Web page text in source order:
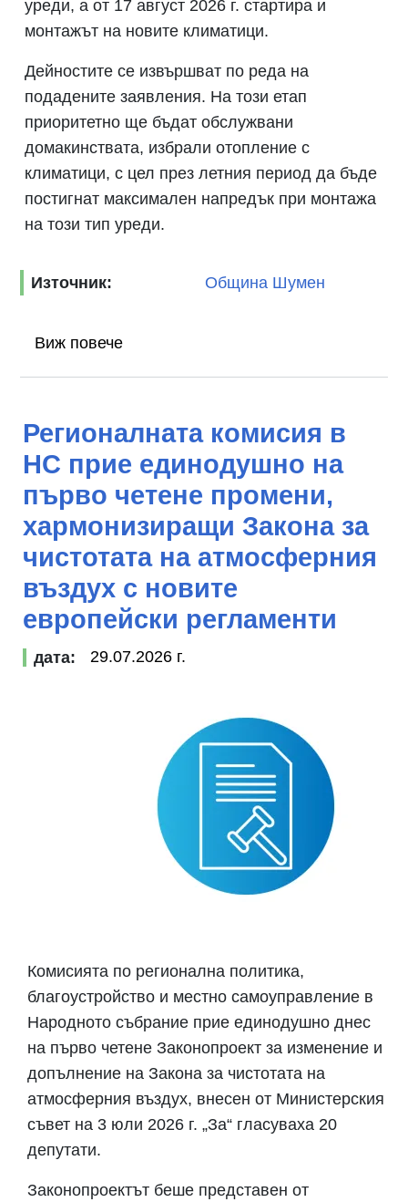
уреди, а от 17 август 2026 г. стартира и
монтажът на новите климатици.
Дейностите се извършват по реда на
подадените заявления. На този етап
приоритетно ще бъдат обслужвани
домакинствата, избрали отопление с
климатици, с цел през летния период да бъде
постигнат максимален напредък при монтажа
на този тип уреди.
Източник: Община Шумен
Виж повече
Регионалната комисия в
НС прие единодушно на
първо четене промени,
хармонизиращи Закона за
чистотата на атмосферния
въздух с новите
европейски регламенти
дата: 29.07.2026 г.
Комисията по регионална политика,
благоустройство и местно самоуправление в
Народното събрание прие единодушно днес
на първо четене Законопроект за изменение и
допълнение на Закона за чистотата на
атмосферния въздух, внесен от Министерския
съвет на 3 юли 2026 г. „За“ гласуваха 20
депутати.
Законопроектът беше представен от